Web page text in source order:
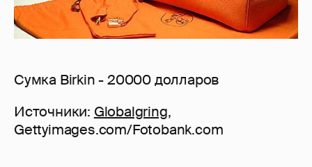
Сумка Birkin - 20000 долларов
Источники: Globalgring,
Gettyimages.com/Fotobank.com